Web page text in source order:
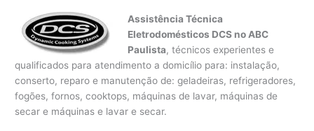
Assistência Técnica
Eletrodomésticos DCS no ABC
Paulista, técnicos experientes e
qualificados para atendimento a domicílio para: instalação,
conserto, reparo e manutenção de: geladeiras, refrigeradores,
fogões, fornos, cooktops, máquinas de lavar, máquinas de
secar e máquinas e lavar e secar.